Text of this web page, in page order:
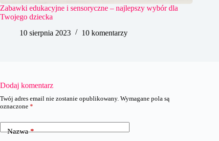
Zabawki edukacyjne i sensoryczne – najlepszy wybór dla
Twojego dziecka
10 sierpnia 2023
10 komentarzy
Dodaj komentarz
Twój adres email nie zostanie opublikowany. Wymagane pola są
oznaczone *
Nazwa*